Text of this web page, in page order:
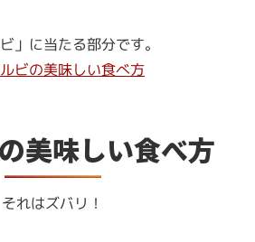
」に当たる部分です。
ビの美味しい食べ方
美味しい食べ方
それはズバリ！